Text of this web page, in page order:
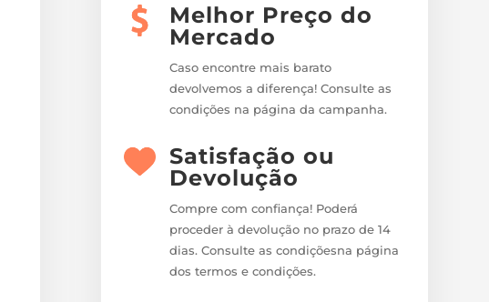
Melhor Preço do
Mercado
Caso encontre mais barato
devolvemos a diferença! Consulte as
condições na página da campanha.
Satisfação ou
Devolução
Compre com confiança! Poderá
proceder à devolução no prazo de 14
dias. Consulte as condiçõesna página
dos termos e condições.